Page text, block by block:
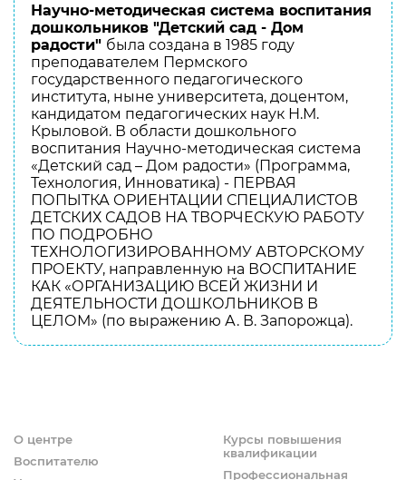
Научно-методическая система воспитания
дошкольников "Детский сад - Дом
радости" была создана в 1985 году
преподавателем Пермского
государственного педагогического
института, ныне университета, доцентом,
кандидатом педагогических наук Н.М.
Крыловой. В области дошкольного
воспитания Научно-методическая система
«Детский сад – Дом радости» (Программа,
Технология, Инноватика) - ПЕРВАЯ
ПОПЫТКА ОРИЕНТАЦИИ СПЕЦИАЛИСТОВ
ДЕТСКИХ САДОВ НА ТВОРЧЕСКУЮ РАБОТУ
ПО ПОДРОБНО
ТЕХНОЛОГИЗИРОВАННОМУ АВТОРСКОМУ
ПРОЕКТУ, направленную на ВОСПИТАНИЕ
КАК «ОРГАНИЗАЦИЮ ВСЕЙ ЖИЗНИ И
ДЕЯТЕЛЬНОСТИ ДОШКОЛЬНИКОВ В
ЦЕЛОМ» (по выражению А. В. Запорожца).
О центре
Воспитателю
Курсы повышения
квалификации
Профессиональная